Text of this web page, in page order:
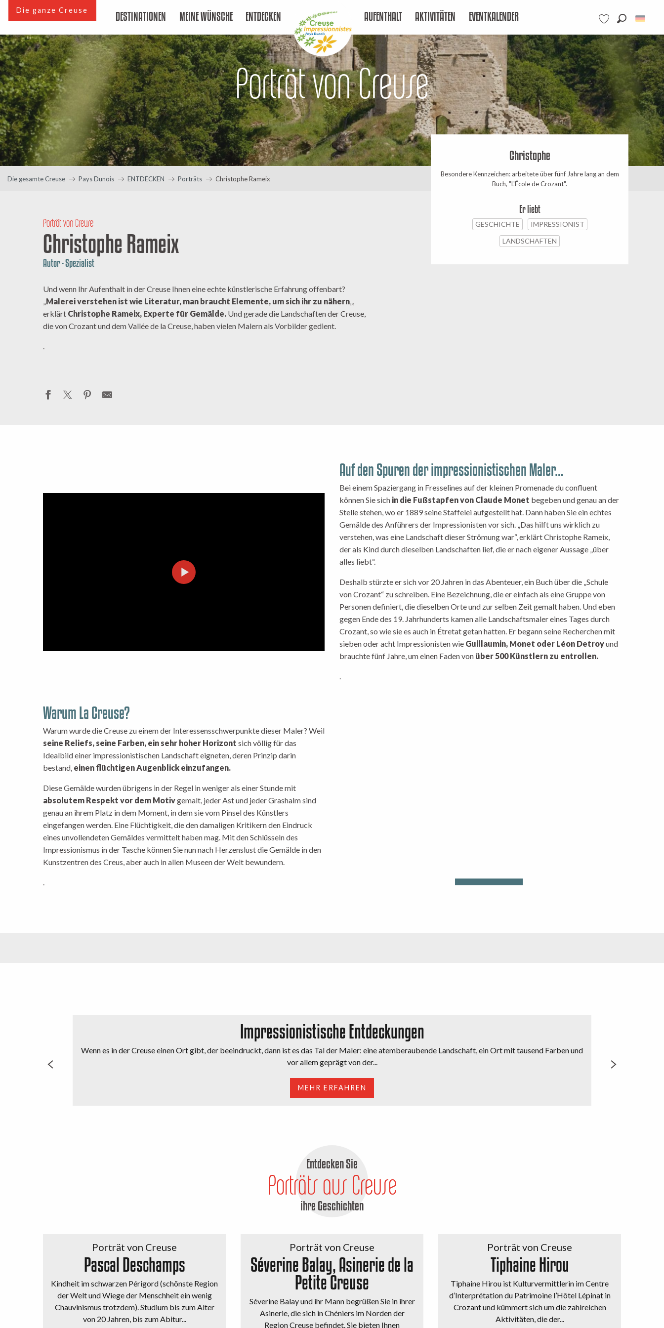
principal
Voir les favoris
Die ganze Creuse DESTINATIONEN MEINE WÜNSCHE ENTDECKEN AUFENTHALT AKTIVITÄTEN EVENTKALENDER
Porträt von Creuse
Die gesamte Creuse Pays Dunois ENTDECKEN Porträts Christophe Rameix
Porträt von Creuse
Christophe Rameix
Autor - Spezialist
Und wenn Ihr Aufenthalt in der Creuse Ihnen eine echte künstlerische Erfahrung offenbart?
„Malerei verstehen ist wie Literatur, man braucht Elemente, um sich ihr zu nähern„,
erklärt Christophe Rameix, Experte für Gemälde. Und gerade die Landschaften der Creuse,
die von Crozant und demVallée de la Creuse, haben vielen Malern als Vorbilder gedient.
.
Christophe
Besondere Kennzeichen: arbeitete über fünf Jahre lang an dem
Buch, "L'École de Crozant".
Er liebt
GESCHICHTE
IMPRESSIONIST
LANDSCHAFTEN
Auf den Spuren der impressionistischen Maler…
Bei einem Spaziergang in Fresselines auf der kleinen Promenade du confluent
können Sie sich in die Fußstapfen von Claude Monet begeben und genau an der
Stelle stehen, wo er 1889 seine Staffelei aufgestellt hat. Dann haben Sie ein echtes
Gemälde des Anführers der Impressionisten vor sich. „Das hilft uns wirklich zu
verstehen, was eine Landschaft dieser Strömung war“, erklärt Christophe Rameix,
der als Kind durch dieselben Landschaften lief, die er nach eigener Aussage „über
alles liebt“.
Deshalb stürzte er sich vor 20 Jahren in das Abenteuer, ein Buch über die „Schule
von Crozant“ zu schreiben. Eine Bezeichnung, die er einfach als eine Gruppe von
Personen definiert, die dieselben Orte und zur selben Zeit gemalt haben. Und eben
gegen Ende des 19. Jahrhunderts kamen alle Landschaftsmaler eines Tages durch
Crozant, so wie sie es auch in Étretat getan hatten. Er begann seine Recherchen mit
sieben oder acht Impressionisten wie Guillaumin, Monet oder Léon Detroyund
brauchte fünf Jahre, um einen Faden von über 500 Künstlern zu entrollen.
.
Warum La Creuse?
Warum wurde die Creuse zu einem der Interessensschwerpunkte dieser Maler? Weil
seine Reliefs, seine Farben, ein sehr hoher Horizont sich völlig für das
Idealbild einer impressionistischen Landschaft eigneten, deren Prinzip darin
bestand, einen flüchtigen Augenblick einzufangen.
Diese Gemälde wurden übrigens in der Regel in weniger als einer Stunde mit
absolutem Respekt vor dem Motivgemalt, jeder Ast und jeder Grashalm sind
genau an ihrem Platz in dem Moment, in dem sie vom Pinsel des Künstlers
eingefangen werden. Eine Flüchtigkeit, die den damaligen Kritikern den Eindruck
eines unvollendeten Gemäldes vermittelt haben mag. Mit den Schlüsseln des
Impressionismus in der Tasche können Sie nun nach Herzenslust die Gemälde in den
Kunstzentren des Creus, aber auch in allen Museen der Welt bewundern.
.
Impressionistische Entdeckungen
Wenn es in der Creuse einen Ort gibt, der beeindruckt, dann ist es das Tal der Maler: eine atemberaubende Landschaft, ein Ort mit tausend Farben und
vor allem geprägt von der...
MEHR ERFAHREN
Entdecken Sie
Porträts aus Creuse
ihre Geschichten
Porträt von Creuse
Pascal Deschamps
Kindheit im schwarzen Périgord (schönste Region
der Welt und Wiege der Menschheit ein wenig
Chauvinismus trotzdem). Studium bis zum Alter
von 20 Jahren, bis zum Abitur...
Porträt von Creuse
Séverine Balay, Asinerie de la
Petite Creuse
Séverine Balay und ihr Mann begrüßen Sie in ihrer
Asinerie, die sich in Chéniers im Norden der
Region Creuse befindet. Sie bieten Ihnen
Porträt von Creuse
Tiphaine Hirou
Tiphaine Hirou ist Kulturvermittlerin im Centre
d’Interprétation du Patrimoine l’Hôtel Lépinat in
Crozant und kümmert sich um die zahlreichen
Aktivitäten, die der...